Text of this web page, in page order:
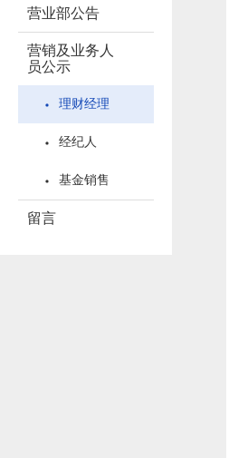
营业部公告
营销及业务人
员公示
理财经理
经纪人
基金销售
留言